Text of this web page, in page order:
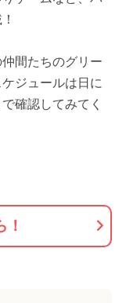
間たちのグリー
ジュールは日に
確認してみてく
！